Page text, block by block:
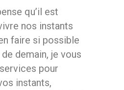
qu’il est
nos instants
faire si possible
demain, je vous
pour
instants,